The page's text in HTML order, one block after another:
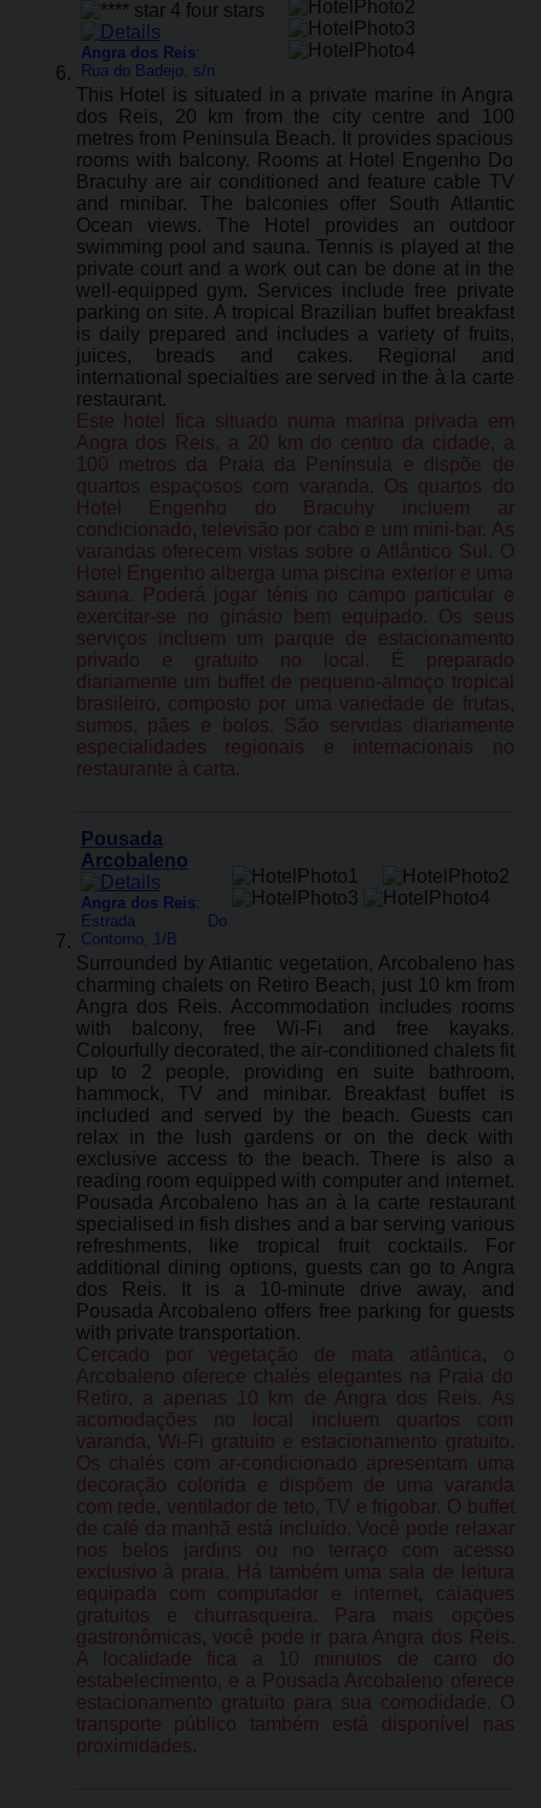
Angra dos Reis:
Rua do Badejo, s/n
This Hotel is situated in a private marine in Angra
dos Reis, 20 km from the city centre and 100
metres from Peninsula Beach. It provides spacious
rooms with balcony. Rooms at Hotel Engenho Do
Bracuhy are air conditioned and feature cable TV
and minibar. The balconies offer South Atlantic
Ocean views. The Hotel provides an outdoor
swimming pool and sauna. Tennis is played at the
private court and a work out can be done at in the
well-equipped gym. Services include free private
parking on site. A tropical Brazilian buffet breakfast
is daily prepared and includes a variety of fruits,
juices, breads and cakes. Regional and
international specialties are served in the à la carte
restaurant.
Este hotel fica situado numa marina privada em
Angra dos Reis, a 20 km do centro da cidade, a
100 metros da Praia da Península e dispõe de
quartos espaçosos com varanda. Os quartos do
Hotel Engenho do Bracuhy incluem ar
condicionado, televisão por cabo e um mini-bar. As
varandas oferecem vistas sobre o Atlântico Sul. O
Hotel Engenho alberga uma piscina exterior e uma
sauna. Poderá jogar ténis no campo particular e
exercitar-se no ginásio bem equipado. Os seus
serviços incluem um parque de estacionamento
privado e gratuito no local. É preparado
diariamente um buffet de pequeno-almoço tropical
brasileiro, composto por uma variedade de frutas,
sumos, pães e bolos. São servidas diariamente
especialidades regionais e internacionais no
restaurante à carta.
Pousada
Arcobaleno
Angra dos Reis:
Estrada Do
Contorno, 1/B
Surrounded by Atlantic vegetation, Arcobaleno has
charming chalets on Retiro Beach, just 10 km from
Angra dos Reis. Accommodation includes rooms
with balcony, free Wi-Fi and free kayaks.
Colourfully decorated, the air-conditioned chalets fit
up to 2 people, providing en suite bathroom,
hammock, TV and minibar. Breakfast buffet is
included and served by the beach. Guests can
relax in the lush gardens or on the deck with
exclusive access to the beach. There is also a
reading room equipped with computer and internet.
Pousada Arcobaleno has an à la carte restaurant
specialised in fish dishes and a bar serving various
refreshments, like tropical fruit cocktails. For
additional dining options, guests can go to Angra
dos Reis. It is a 10-minute drive away, and
Pousada Arcobaleno offers free parking for guests
with private transportation.
Cercado por vegetação de mata atlântica, o
Arcobaleno oferece chalés elegantes na Praia do
Retiro, a apenas 10 km de Angra dos Reis. As
acomodações no local incluem quartos com
varanda, Wi-Fi gratuito e estacionamento gratuito.
Os chalés com ar-condicionado apresentam uma
decoração colorida e dispõem de uma varanda
com rede, ventilador de teto, TV e frigobar. O buffet
de café da manhã está incluído. Você pode relaxar
nos belos jardins ou no terraço com acesso
exclusivo à praia. Há também uma sala de leitura
equipada com computador e internet, caiaques
gratuitos e churrasqueira. Para mais opções
gastronômicas, você pode ir para Angra dos Reis.
A localidade fica a 10 minutos de carro do
estabelecimento, e a Pousada Arcobaleno oferece
estacionamento gratuito para sua comodidade. O
transporte público também está disponível nas
proximidades.